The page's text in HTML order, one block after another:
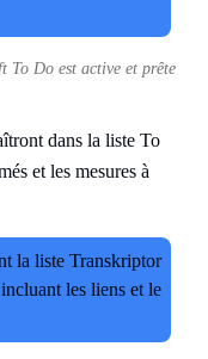
To Do est active et prête
dans la liste To
et les mesures à